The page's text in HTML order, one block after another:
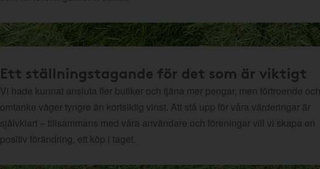
Ett ställningstagande för det som är viktigt
Vi hade kunnat ansluta fler butiker och tjäna mer pengar, men förtroende och
omtanke väger tyngre än kortsiktig vinst. Att stå upp för våra värderingar är
självklart – tillsammans med våra användare och föreningar vill vi skapa en
positiv förändring, ett köp i taget.